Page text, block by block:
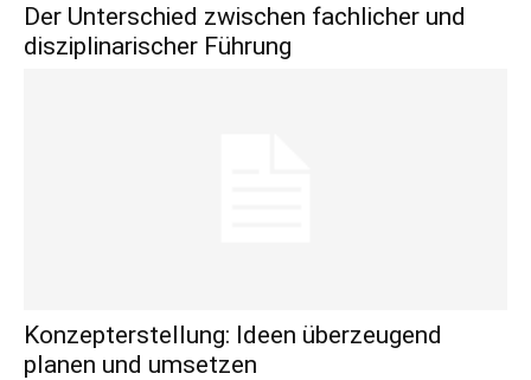
Der Unterschied zwischen fachlicher und
disziplinarischer Führung
Konzepterstellung: Ideen überzeugend
planen und umsetzen